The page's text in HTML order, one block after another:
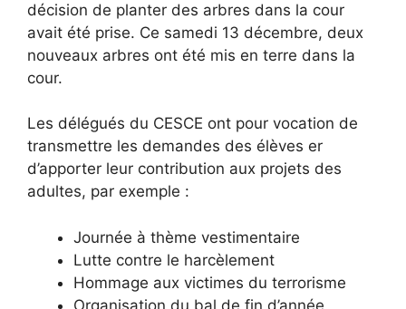
décision de planter des arbres dans la cour
avait été prise. Ce samedi 13 décembre, deux
nouveaux arbres ont été mis en terre dans la
cour.
Les délégués du CESCE ont pour vocation de
transmettre les demandes des élèves er
d’apporter leur contribution aux projets des
adultes, par exemple :
Journée à thème vestimentaire
Lutte contre le harcèlement
Hommage aux victimes du terrorisme
Organisation du bal de fin d’année